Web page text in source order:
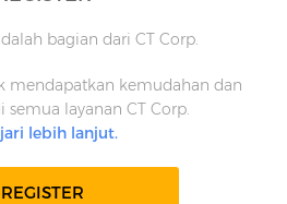
bagian dari CT Corp.
mendapatkan kemudahan dan
semua layanan CT Corp.
lebih lanjut.
REGISTER